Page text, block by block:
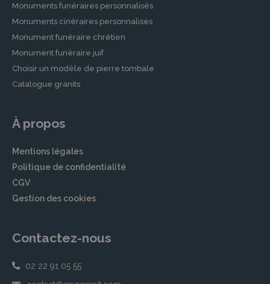
Monuments funéraires personnalisés
Monuments cinéraires personnalisés
Monument funéraire chrétien
Monument funéraire juif
Choisir un modèle de pierre tombale
Catalogue granits
À propos
Mentions légales
Politique de confidentialité
CGV
Gestion des cookies
Contactez-nous
02 22 91 05 55